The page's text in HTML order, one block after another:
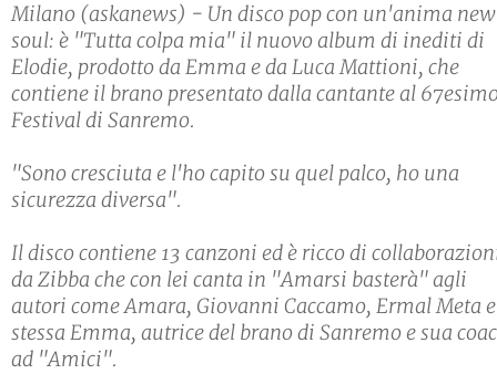
Milano (askanews) - Un disco pop con un'anima new
soul: è "Tutta colpa mia" il nuovo album di inediti di
Elodie, prodotto da Emma e da Luca Mattioni, che
contiene il brano presentato dalla cantante al
Festival di Sanremo.
"Sono cresciuta e l'ho capito su quel palco, ho una
sicurezza diversa".
Il disco contiene 13 canzoni ed è ricco di
da Zibba che con lei canta in "Amarsi basterà" agli
autori come Amara, Giovanni Caccamo, Ermal Meta
stessa Emma, autrice del brano di Sanremo e sua
ad "Amici".